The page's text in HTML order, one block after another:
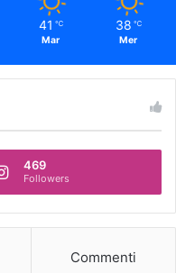
41 ℃
Mar
38 ℃
Mer
469
Followers
Commenti